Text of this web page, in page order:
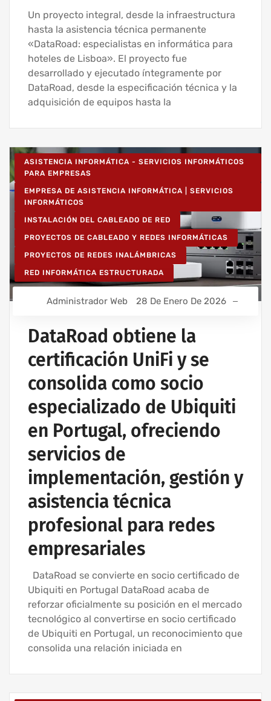
Un proyecto integral, desde la infraestructura
hasta la asistencia técnica permanente
«DataRoad: especialistas en informática para
hoteles de Lisboa». El proyecto fue
desarrollado y ejecutado íntegramente por
DataRoad, desde la especificación técnica y la
adquisición de equipos hasta la
ASISTENCIA INFORMÁTICA - SERVICIOS INFORMÁTICOS
PARA EMPRESAS
EMPRESA DE ASISTENCIA INFORMÁTICA | SERVICIOS
INFORMÁTICOS
INSTALACIÓN DEL CABLEADO DE RED
PROYECTOS DE CABLEADO Y REDES INFORMÁTICAS
PROYECTOS DE REDES INALÁMBRICAS
RED INFORMÁTICA ESTRUCTURADA
Administrador Web 28 De Enero De 2026
DataRoad obtiene la
certificación UniFi y se
consolida como socio
especializado de Ubiquiti
en Portugal, ofreciendo
servicios de
implementación, gestión y
asistencia técnica
profesional para redes
empresariales
DataRoad se convierte en socio certificado de
Ubiquiti en Portugal DataRoad acaba de
reforzar oficialmente su posición en el mercado
tecnológico al convertirse en socio certificado
de Ubiquiti en Portugal, un reconocimiento que
consolida una relación iniciada en